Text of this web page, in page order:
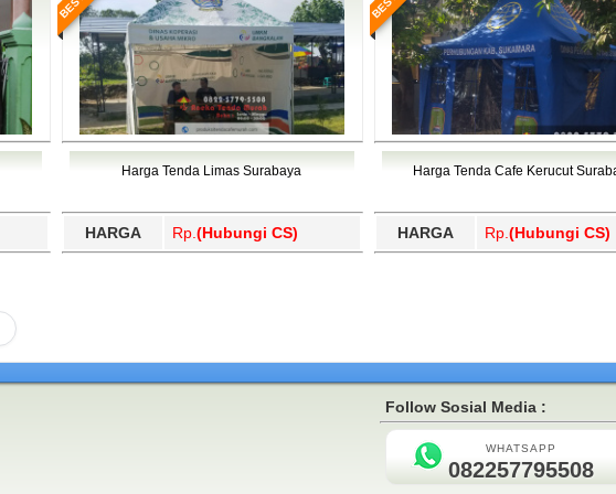
Harga Tenda Limas Surabaya
HARGA Rp. (Hubungi CS)
Harga Tenda Cafe Kerucut
HARGA Rp. (Hubungi CS)
Follow Sosial Media :
WHATSAPP
082257795508